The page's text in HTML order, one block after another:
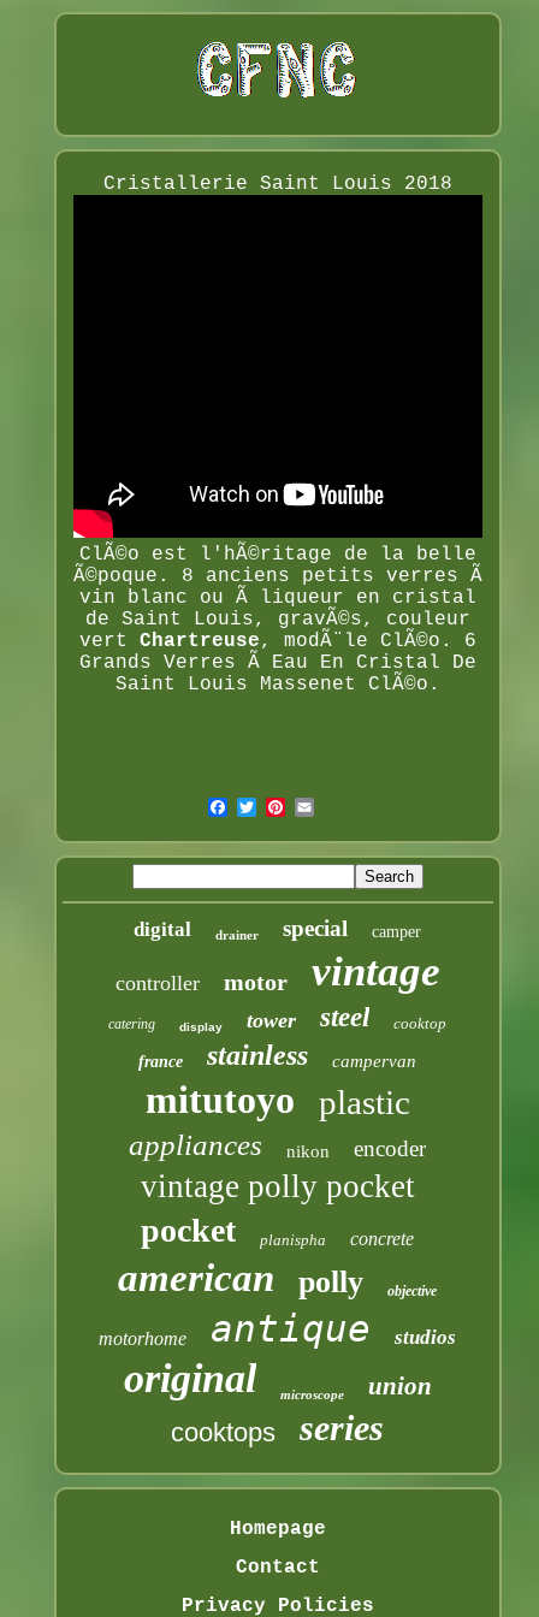
Cristallerie Saint Louis 2018
ClÃ©o est l'hÃ©ritage de la belle
Ã©poque. 8 anciens petits verres Ã
vin blanc ou Ã liqueur en cristal
de Saint Louis, gravÃ©s, couleur
vert Chartreuse, modÃ¨le ClÃ©o. 6
Grands Verres Ã Eau En Cristal De
Saint Louis Massenet ClÃ©o.
digital drainer special camper
controller motor vintage
catering display tower steel cooktop
france stainless campervan
mitutoyo plastic
appliances nikon encoder
vintage polly pocket
pocket planispha concrete
american polly objective
motorhome antique studios
original microscope union
cooktops series
Homepage
Contact
Privacy Policies